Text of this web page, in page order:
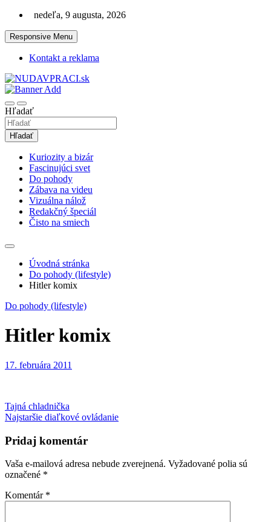
Skip
content
nedeľa, 9 augusta, 2026
Responsive Menu
Kontakt a reklama
nudaVpráci.sk
Hľadať
Hľadať
Kuriozity a bizár
Fascinujúci svet
Do pohody
Zábava na videu
Vizuálna nálož
Redakčný špeciál
Čisto na smiech
Úvodná stránka
Do pohody (lifestyle)
Hitler komix
Do pohody (lifestyle)
Hitler komix
17. februára 2011
Navigácia
v
článku
Tajná chladnička
Najstaršie diaľkové ovládanie
Pridaj komentár
Vaša e-mailová adresa nebude zverejnená. Vyžadované polia sú
označené *
Komentár *